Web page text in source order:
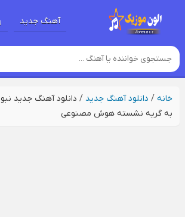
آهنگ جدید
خانه/ دانلود آهنگ جدید / دانلود آهنگ جدید
به گریه نشسته هوش مصنوعی